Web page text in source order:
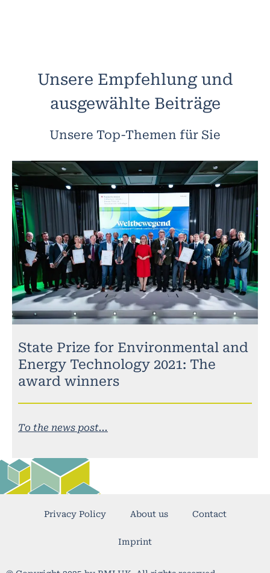
Unsere Empfehlung und
ausgewählte Beiträge
Unsere Top-Themen für Sie
State Prize for Environmental and
Energy Technology 2021: The
award winners
To the news post...
Privacy Policy About us Contact
Imprint